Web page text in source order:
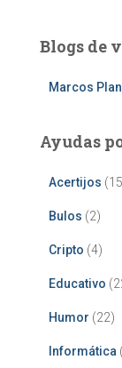
Blogs de
Marcos
Ayudas
Acertijos
Bulos (2)
Cripto (4)
Educativo
Humor (22)
Informática